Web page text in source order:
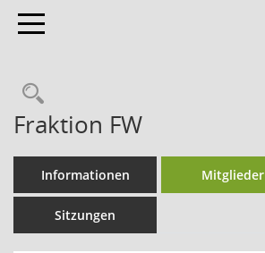
Toggle navigation
Fraktion FW
Informationen Mitglieder
Sitzungen